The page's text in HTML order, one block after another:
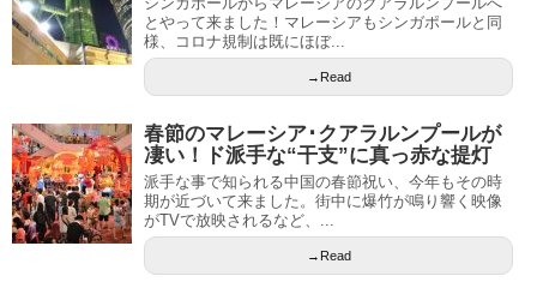
とやって来ました！マレーシアもシンガポールと同
様、コロナ規制は既にほぼ...
→Read
春節のマレーシア･クアラルンプールが
凄い！ド派手な“干支”に真っ赤な提灯
派手な事で知られる中国の春節祝い、今年もその時
期が近づいて来ました。街中に爆竹が鳴り響く映像
がTVで放映されるなど、...
→Read